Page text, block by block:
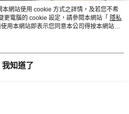
網站使用 cookie 方式之詳情，及若您不希
更電腦的 cookie 設定，請參閱本網站「 隱私
用本網站即表示您同意本公司得按本網站使
我知道了